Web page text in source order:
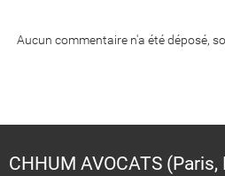
Aucun commentaire n'a été déposé,
CHHUM AVOCATS